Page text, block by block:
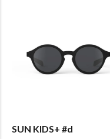
SUN KIDS+ #d